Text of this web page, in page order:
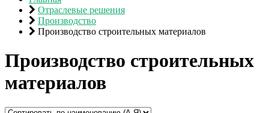
Отраслевые решения
Производство
Производство строительных материалов
Производство строительных
материалов